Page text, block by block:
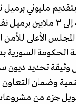
مليوني
المجلس الأعلى للأمن
الحكومة السورية
وثيقة تحديد ديون
وضمان التعاون
جزء من